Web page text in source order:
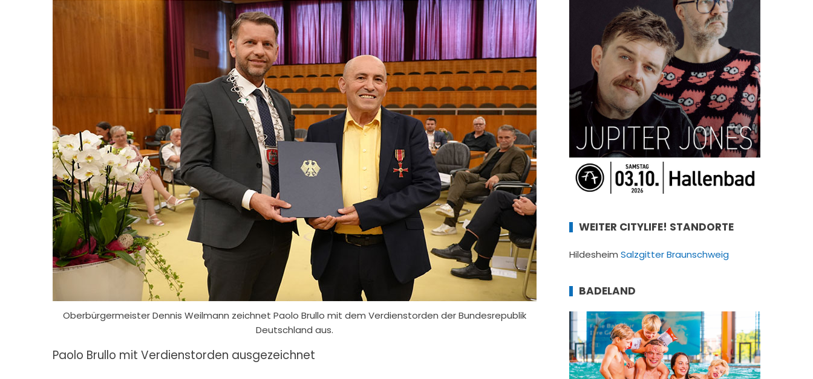
Oberbürgermeister Dennis Weilmann zeichnet Paolo Brullo mit dem Verdienstorden der Bundesrepublik
Deutschland aus.
Paolo Brullo mit Verdienstorden ausgezeichnet
WEITER CITYLIFE! STANDORTE
Hildesheim SalzgitterBraunschweig
BADELAND